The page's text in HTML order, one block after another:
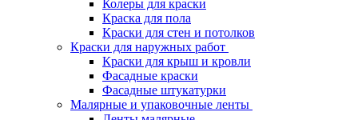
Колеры для краски
Краска для пола
Краски для стен и потолков
Краски для наружных работ
Краски для крыш и кровли
Фасадные краски
Фасадные штукатурки
Малярные и упаковочные ленты